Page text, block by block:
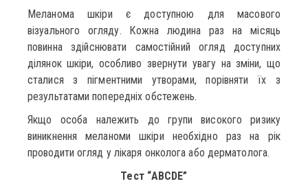
Меланома шкіри є доступною для масового
візуального огляду. Кожна людина раз на місяць
повинна здійснювати самостійний огляд доступних
ділянок шкіри, особливо звернути увагу на зміни, що
сталися з пігментними утворами, порівняти їх з
результатами попередніх обстежень.
Якщо особа належить до групи високого ризику
виникнення меланоми шкіри необхідно раз на рік
проводити огляд у лікаря онколога або дерматолога.
Тест “АBCDE”